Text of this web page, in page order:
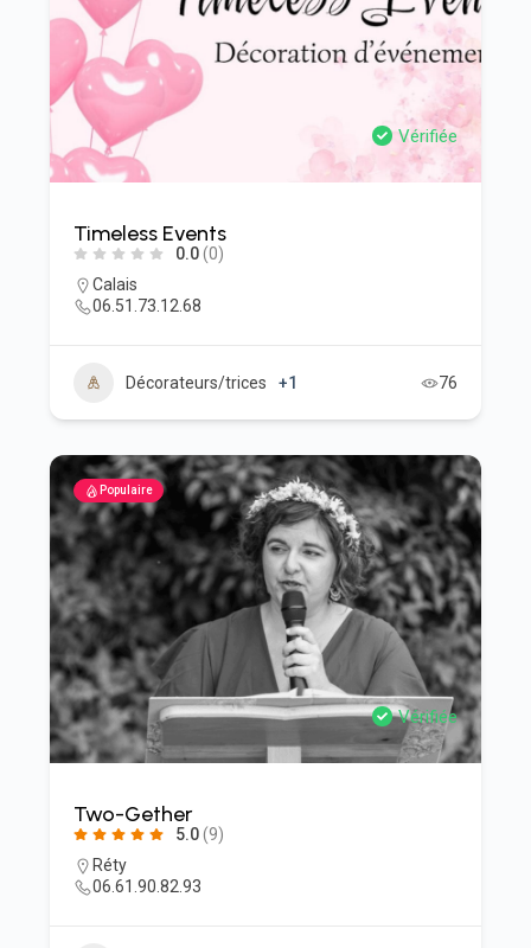
Vérifiée
Timeless Events
0.0(0)
Calais
06.51.73.12.68
Décorateurs/trices +1 76
Populaire
Vérifiée
Two-Gether
5.0(9)
Réty
06.61.90.82.93